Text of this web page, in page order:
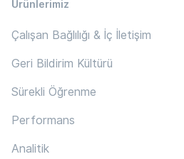
Ürünlerimiz
Çalışan Bağlılığı & İç İletişim
Geri Bildirim Kültürü
Sürekli Öğrenme
Performans
Analitik